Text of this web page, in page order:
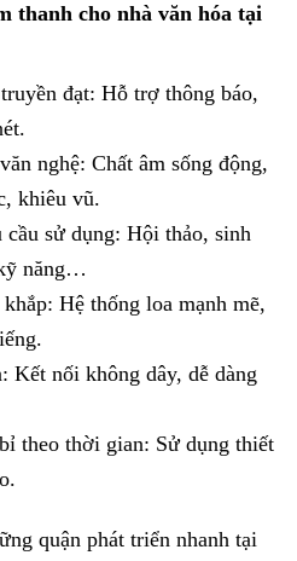
thanh cho nhà văn hóa tại
đạt: Hỗ trợ thông báo,
nghệ: Chất âm sống động,
khiêu vũ.
sử dụng: Hội thảo, sinh
năng…
Hệ thống loa mạnh mẽ,
Kết nối không dây, dễ dàng
theo thời gian: Sử dụng thiết
quận phát triển nhanh tại